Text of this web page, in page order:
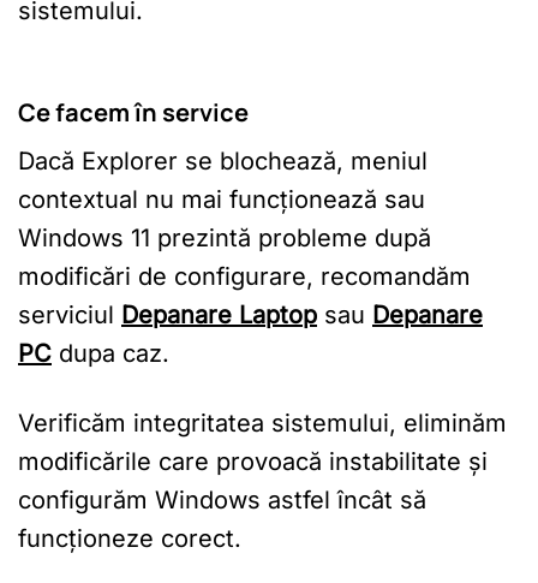
sistemului.
Ce facem în service
Dacă Explorer se blochează, meniul
contextual nu mai funcționează sau
Windows 11 prezintă probleme după
modificări de configurare, recomandăm
serviciul Depanare Laptop sau Depanare
PC dupa caz.
Verificăm integritatea sistemului, eliminăm
modificările care provoacă instabilitate și
configurăm Windows astfel încât să
funcționeze corect.